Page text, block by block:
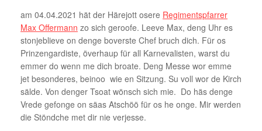
am 04.04.2021 hät der Härejott osere Regimentspfarrer
Max Offermann zo sich geroofe. Leeve Max, deng Uhr es
stonjeblieve on denge boverste Chef bruch dich. Für os
Prinzengardiste, överhaup für all Karnevalisten, warst du
emmer do wenn me dich broate. Deng Messe wor emme
jet besonderes, beinoo wie en Sitzung. Su voll wor de Kirch
sälde. Von denger Tsoat wönsch sich mie. Do häs denge
Vrede gefonge on säas Atschöö für os he onge. Mir werden
die Stöndche met dir nie verjesse.